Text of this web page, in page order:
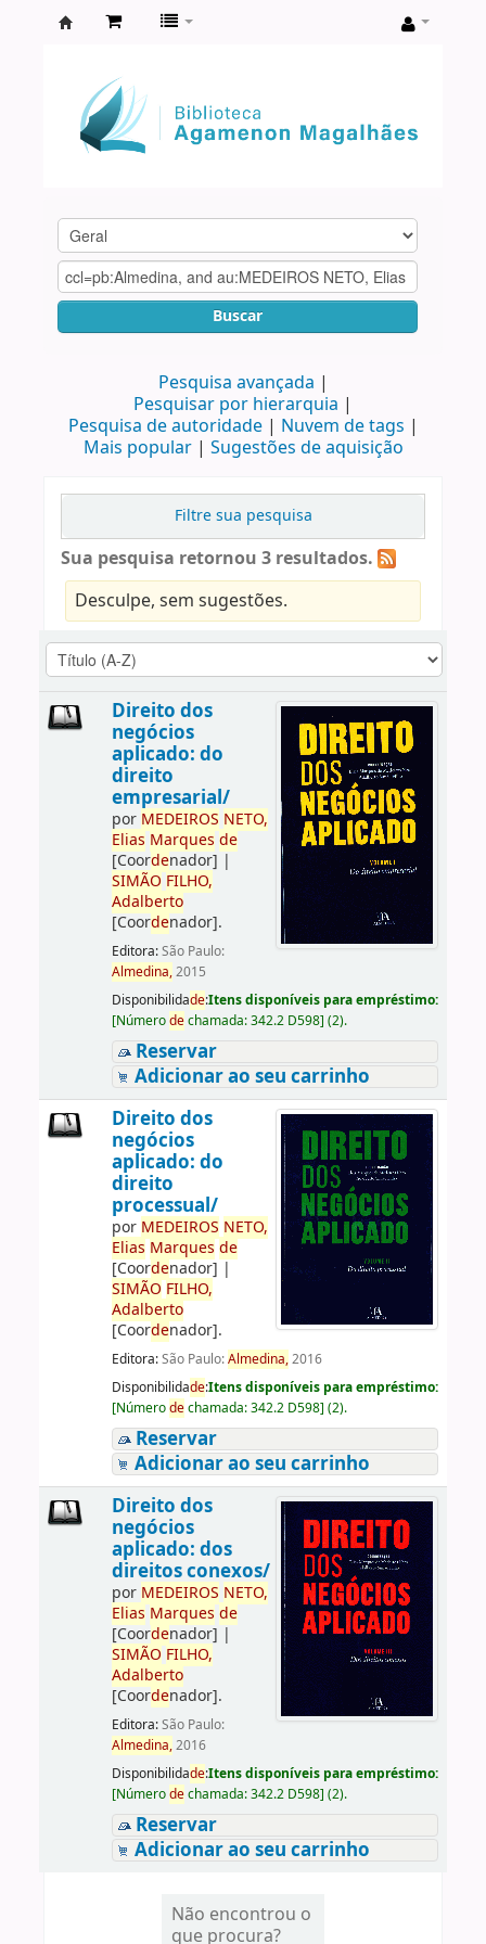
Agamenon
Magalhães
Buscar
Pesquisa avançada
Pesquisar por hierarquia
Pesquisa de autoridade
Nuvem de tags
Mais popular
Sugestões de aquisição
Filtre sua pesquisa
Sua pesquisa retornou 3 resultados.
Desculpe, sem sugestões.
Direito dos
negócios
aplicado: do
direito
empresarial/
por MEDEIROS NETO,
Elias Marques de
[Coordenador] |
SIMÃO FILHO,
Adalberto
[Coordenador].
Editora:São Paulo:
Almedina,2015
Disponibilidade:Itens disponíveis para empréstimo:
[Númerodechamada:342.2 D598] (2).
Reservar
Adicionar ao seu carrinho
Direito dos
negócios
aplicado: do
direito
processual/
por MEDEIROS NETO,
Elias Marques de
[Coordenador] |
SIMÃO FILHO,
Adalberto
[Coordenador].
Editora:São Paulo:Almedina,2016
Disponibilidade:Itens disponíveis para empréstimo:
[Númerodechamada:342.2 D598] (2).
Reservar
Adicionar ao seu carrinho
Direito dos
negócios
aplicado: dos
direitos conexos/
por MEDEIROS NETO,
Elias Marques de
[Coordenador] |
SIMÃO FILHO,
Adalberto
[Coordenador].
Editora:São Paulo:
Almedina,2016
Disponibilidade:Itens disponíveis para empréstimo:
[Númerodechamada:342.2 D598] (2).
Reservar
Adicionar ao seu carrinho
Não encontrou o
que procura?